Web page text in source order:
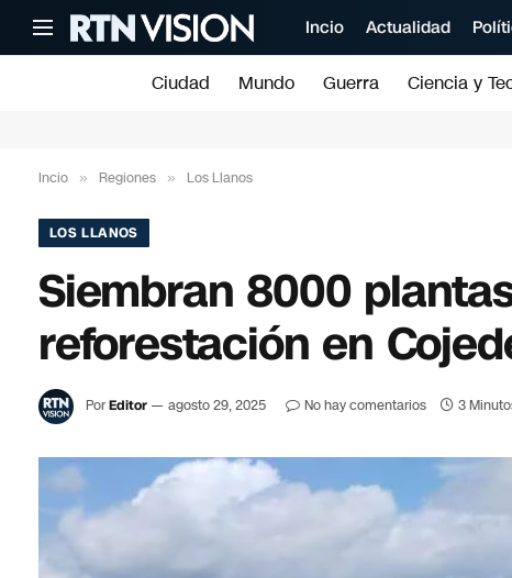
Incio Actualidad
Ciudad Mundo Guerra Ciencia y
Incio » Regiones » Los Llanos
LOS LLANOS
Siembran 8000
reforestación en
PorEditor agosto 29, 2025 No hay comentarios 3